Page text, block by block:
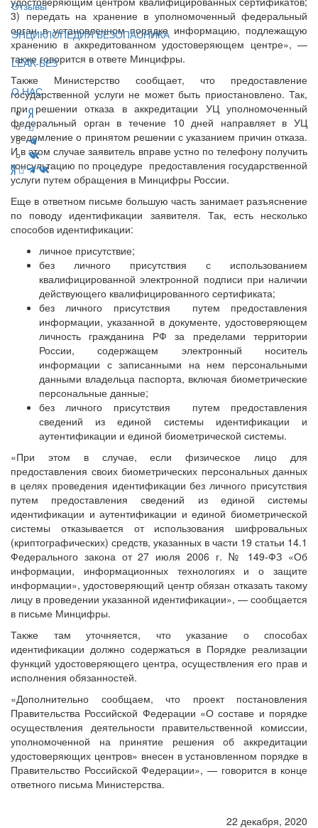
Отзывы
ЭНЦИКЛОПЕДИЯ БЕЗОПАСНИКА
LEAK-БЕЗ
О НАС
3) передать на хранение в уполномоченный федеральный
орган в установленном порядке информацию, подлежащую
хранению в аккредитованном удостоверяющем центре», —
также говорится в ответе Минцифры.
Также Министерство сообщает, что предоставление
государственной услуги не может быть приостановлено. Так,
при решении отказа в аккредитации УЦ уполномоченный
федеральный орган в течение 10 дней направляет в УЦ
уведомление о принятом решении с указанием причин отказа.
И в этом случае заявитель вправе устно по телефону получить
консультацию по процедуре предоставления государственной
услуги путем обращения в Минцифры России.
Еще в ответном письме большую часть занимает разъяснение
по поводу идентификации заявителя. Так, есть несколько
способов идентификации:
личное присутствие;
без личного присутствия с использованием
квалифицированной электронной подписи при наличии
действующего квалифицированного сертификата;
без личного присутствия путем предоставления
информации, указанной в документе, удостоверяющем
личность гражданина РФ за пределами территории
России, содержащем электронный носитель
информации с записанными на нем персональными
данными владельца паспорта, включая биометрические
персональные данные;
без личного присутствия путем предоставления
сведений из единой системы идентификации и
аутентификации и единой биометрической системы.
«При этом в случае, если физическое лицо для
предоставления своих биометрических персональных данных
в целях проведения идентификации без личного присутствия
путем предоставления сведений из единой системы
идентификации и аутентификации и единой биометрической
системы отказывается от использования шифровальных
(криптографических) средств, указанных в части 19 статьи 14.1
Федерального закона от 27 июля 2006 г. № 149-ФЗ «Об
информации, информационных технологиях и о защите
информации», удостоверяющий центр обязан отказать такому
лицу в проведении указанной идентификации», — сообщается
в письме Минцифры.
Также там уточняется, что указание о способах
идентификации должно содержаться в Порядке реализации
функций удостоверяющего центра, осуществления его прав и
исполнения обязанностей.
«Дополнительно сообщаем, что проект постановления
Правительства Российской Федерации «О составе и порядке
осуществления деятельности правительственной комиссии,
уполномоченной на принятие решения об аккредитации
удостоверяющих центров» внесен в установленном порядке в
Правительство Российской Федерации», — говорится в конце
ответного письма Министерства.
22 декабря, 2020